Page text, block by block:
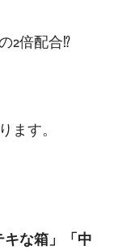
2倍配合⁉
す。
キな箱」「中